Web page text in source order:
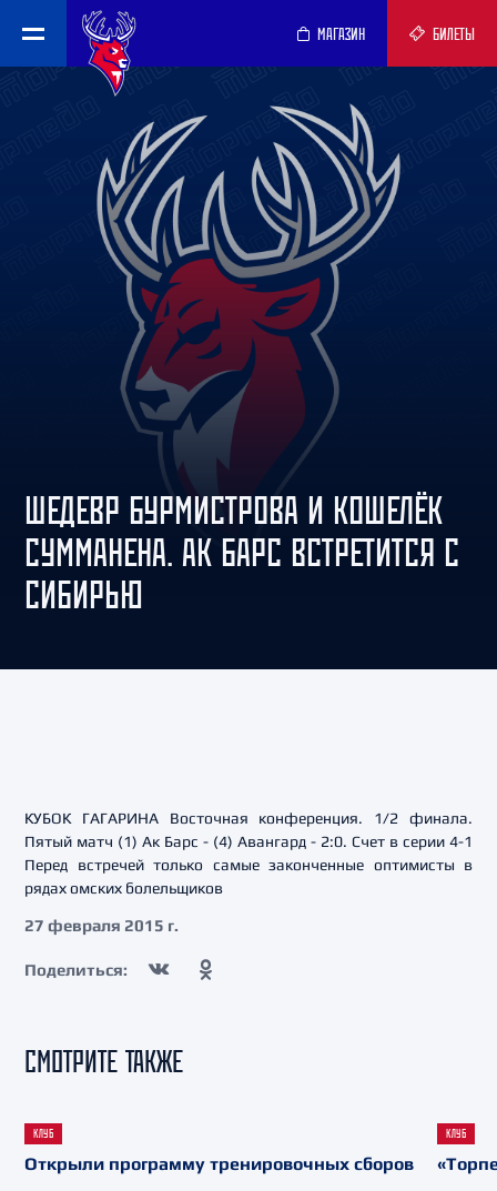
МАГАЗИН БИЛЕТЫ
ШЕДЕВР БУРМИСТРОВА И КОШЕЛЁК
СУММАНЕНА. АК БАРС ВСТРЕТИТСЯ С
СИБИРЬЮ
КУБОК ГАГАРИНА Восточная конференция. 1/2 финала.
Пятый матч (1) Ак Барс - (4) Авангард - 2:0. Счет в серии 4-1
Перед встречей только самые законченные оптимисты в
рядах омских болельщиков
27 февраля 2015 г.
Поделиться:
СМОТРИТЕ ТАКЖЕ
КЛУБ
Открыли программу тренировочных сборов
КЛУБ